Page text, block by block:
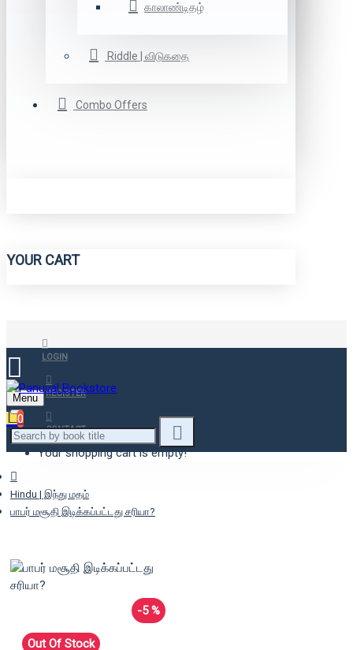
காலாண்டிதழ்
Riddle | விடுகதை
Combo Offers
YOUR CART
LOGIN
REGISTER
CONTACT
Menu
0
Your shopping cart is empty!
Hindu | இந்து மதம்
பாபர் மசூதி இடிக்கப்பட்டது சரியா?
-5 %
Out Of Stock